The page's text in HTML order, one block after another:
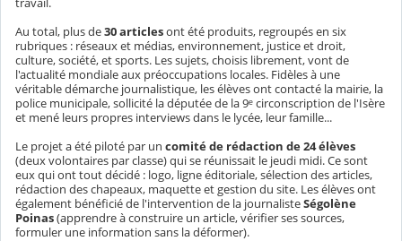
Au total, plus de30 articlesont été produits, regroupés en six
rubriques : réseaux et médias, environnement, justice et droit,
culture, société, et sports. Les sujets, choisis librement, vont de
l'actualité mondiale aux préoccupations locales. Fidèles à une
véritable démarche journalistique, les élèves ont contacté la mairie, la
police municipale, sollicité la députée de la 9ᵉ circonscription de l'Isère
et mené leurs propres interviews dans le lycée, leur famille...
Le projet a été piloté par un comité de rédaction de 24 élèves
(deux volontaires par classe) qui se réunissait le jeudi midi. Ce sont
eux qui ont tout décidé : logo, ligne éditoriale, sélection des articles,
rédaction des chapeaux, maquette et gestion du site. Les élèves ont
également bénéficié de l'intervention de la journalisteSégolène
Poinas(apprendre à construire un article, vérifier ses sources,
formuler une information sans la déformer).